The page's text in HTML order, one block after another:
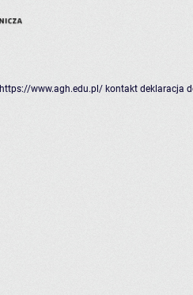
https://www.agh.edu.pl/ kontakt deklaracja